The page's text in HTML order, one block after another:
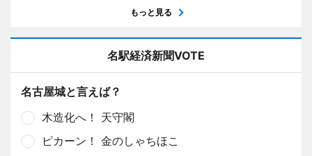
もっと見る
名駅経済新聞VOTE
名古屋城と言えば？
木造化へ！ 天守閣
ピカーン！ 金のしゃちほこ